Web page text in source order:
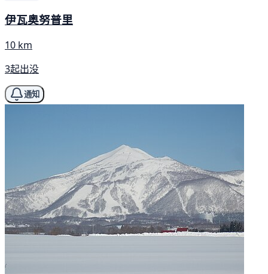
伊瓦奥努普里
10 km
3起出没
通知